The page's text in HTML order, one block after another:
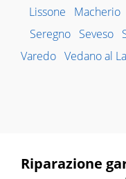
Lissone
Macherio
Seregno Seveso
Varedo Vedano al
Riparazione